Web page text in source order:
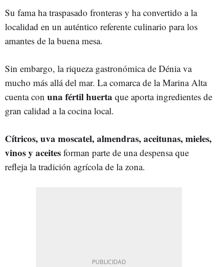
Su fama ha traspasado fronteras y ha convertido a la
localidad en un auténtico referente culinario para los
amantes de la buena mesa.
Sin embargo, la riqueza gastronómica de Dénia va
mucho más allá del mar. La comarca de la Marina Alta
cuenta con una fértil huerta que aporta ingredientes de
gran calidad a la cocina local.
Cítricos, uva moscatel, almendras, aceitunas, mieles,
vinos y aceites forman parte de una despensa que
refleja la tradición agrícola de la zona.